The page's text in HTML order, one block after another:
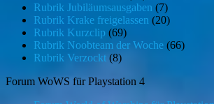
Rubrik Jubiläumsausgaben (7)
Rubrik Krake freigelassen (20)
Rubrik Kurzclip (69)
Rubrik Noobteam der Woche (66)
Rubrik Verzockt (8)
Forum WoWS für Playstation 4